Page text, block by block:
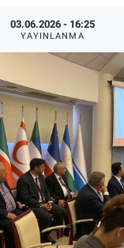
03.06.2026 - 16:25
YAYINLANMA